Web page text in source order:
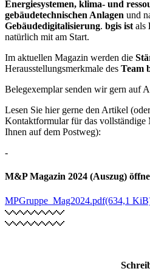
Energiesystemen, klima- und
gebäudetechnischen Anlagen und
Gebäudedigitalisierung. bgis ist als
natürlich mit am Start.
Im aktuellen Magazin werden die
Herausstellungsmerkmale des Team
Belegexemplar senden wir gern auf
Lesen Sie hier gerne den Artikel
Kontaktformular für das vollständige
Ihnen auf dem Postweg):
-
M&P Magazin 2024 (Auszug)
MPGruppe_Mag2024.pdf(634,1